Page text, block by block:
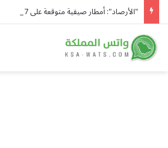
"الأرصاد": أمطار صيفية متوقعة على 7 مناطق